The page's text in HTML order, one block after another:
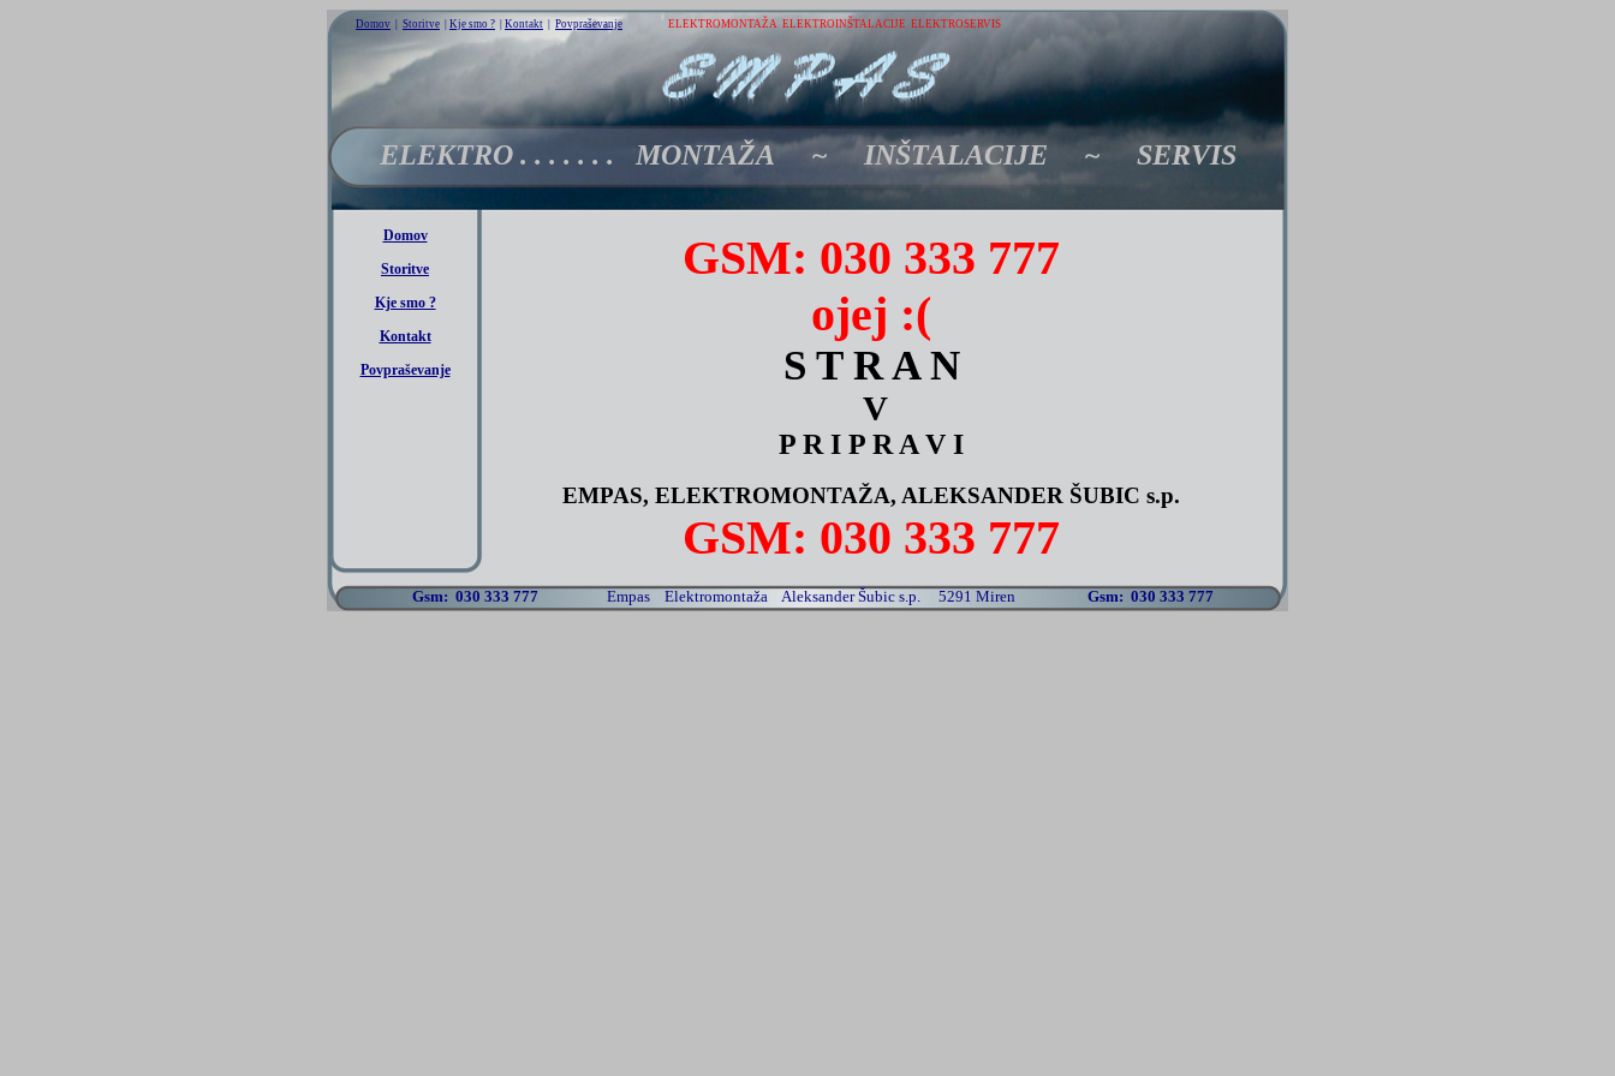
Domov Storitve Kje smo ? Kontakt Povpraševanje ELEKTROMONTAŽA ELEKTROINŠTALACIJE ELEKTROSERVIS
ELEKTRO . . . . . . . MONTAŽA ~ INŠTALACIJE ~ SERVIS
Domov
Storitve
Kje smo ?
Kontakt
Povpraševanje
GSM: 030 333 777
ojej :(
S T R A N
V
P R I P R A V I
EMPAS, ELEKTROMONTAŽA, ALEKSANDER ŠUBIC s.p.
GSM: 030 333 777
Gsm: 030 333 777 Empas Elektromontaža Aleksander Šubic s.p. 5291 Miren Gsm: 030 333 777